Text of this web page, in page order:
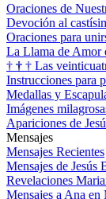
Oraciones de
Devoción al
Oraciones para
La Llama de Amor
† † † Las
Instrucciones para
Medallas y
Imágenes
Apariciones de
Mensajes
Mensajes Recientes
Mensajes de Jesús
Revelaciones
Mensajes a Ana